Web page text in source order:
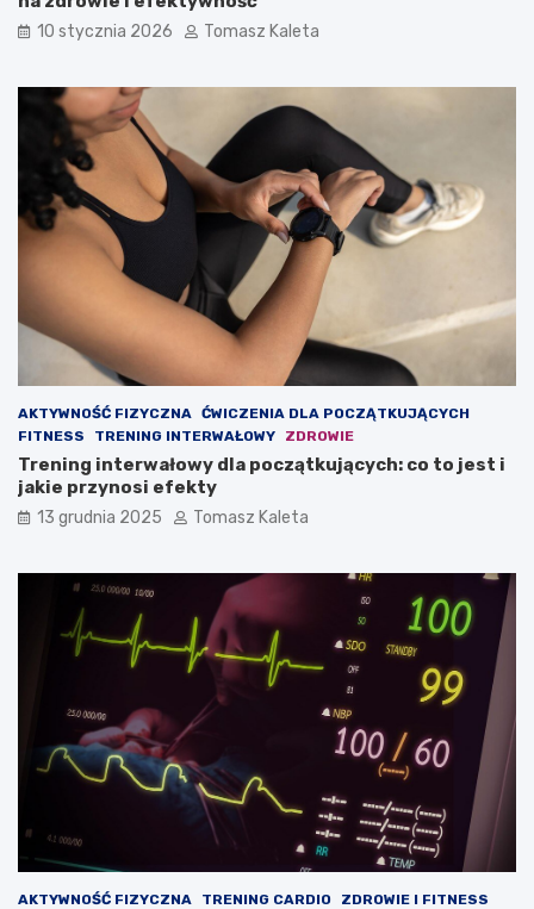
y
b
ć
m
m
n
i
o
w
ą
y
n
u
i
10 stycznia 2026 Tomasz Kaleta
AKTYWNOŚĆ FIZYCZNA ĆWICZENIA DLA POCZĄTKUJĄCYCH
FITNESS
TRENING INTERWAŁOWY ZDROWIE
Trening interwałowy dla początkujących: co to jest i
jakie przynosi efekty
13 grudnia 2025 Tomasz Kaleta
AKTYWNOŚĆ FIZYCZNA TRENING CARDIO ZDROWIE I FITNESS